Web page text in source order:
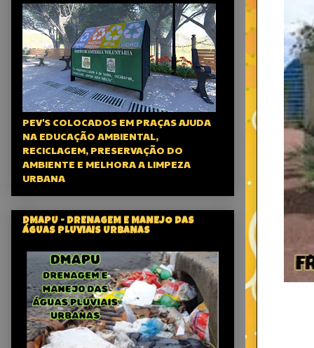
PEV'S COLOCADOS EM PRAÇAS AJUDA
NA EDUCAÇÃO AMBIENTAL,
RECICLAGEM, PRESERVAÇÃO DO
AMBIENTE E MELHORA A LIMPEZA
URBANA
DMAPU - DRENAGEM E MANEJO DAS
ÁGUAS PLUVIAIS URBANAS